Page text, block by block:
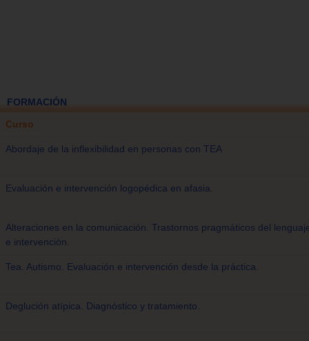
FORMACIÓN
Curso
Abordaje de la inflexibilidad en personas con TEA
Evaluación e intervención logopédica en afasia.
Alteraciones en la comunicación. Trastornos pragmáticos del
e intervención.
Tea. Autismo. Evaluación e intervención desde la práctica.
Deglución atípica. Diagnóstico y tratamiento.